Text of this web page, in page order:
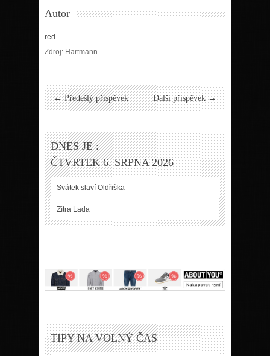
Autor
red
Zdroj: Hartmann
← Předešlý příspěvek Další příspěvek →
DNES JE :
ČTVRTEK 6. SRPNA 2026
Svátek slaví Oldřiška
Zítra Lada
TIPY NA VOLNÝ ČAS